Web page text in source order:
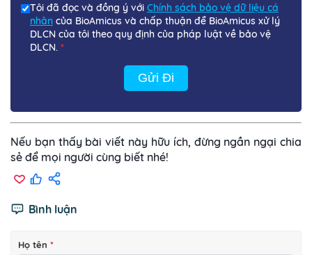
Tôi đã đọc và đồng ý với Chính sách bảo vệ dữ liệu cá
nhân của BioAmicus và chấp thuận để BioAmicus xử lý
DLCN của tôi theo quy định của pháp luật về bảo vệ
DLCN. *
Gửi Đi
Nếu bạn thấy bài viết này hữu ích, đừng ngần ngại chia
sẻ để mọi người cùng biết nhé!
Bình luận
Họ tên *